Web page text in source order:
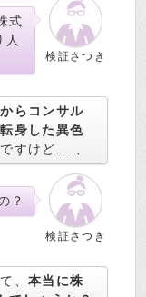
検証さつき
式
人
らコンサル
身した異色
すけど……、
検証さつき
？
、本当に株